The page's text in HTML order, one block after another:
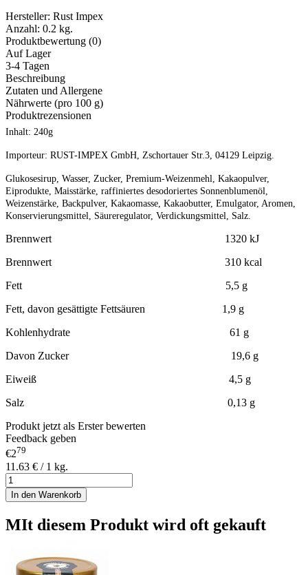
Hersteller: Rust Impex
Anzahl: 0.2 kg.
Produktbewertung (0)
Auf Lager
3-4 Tagen
Beschreibung
Zutaten und Allergene
Nährwerte (pro 100 g)
Produktrezensionen
Inhalt: 240g
Importeur: RUST-IMPEX GmbH, Zschortauer Str.3, 04129 Leipzig.
Glukosesirup, Wasser, Zucker, Premium-Weizenmehl, Kakaopulver,
Eiprodukte, Maisstärke, raffiniertes desodoriertes Sonnenblumenöl,
Weizenstärke, Backpulver, Kakaomasse, Kakaobutter, Emulgator, Aromen,
Konservierungsmittel, Säureregulator, Verdickungsmittel, Salz.
Brennwert 1320 kJ
Brennwert 310 kcal
Fett 5,5 g
Fett, davon gesättigte Fettsäuren 1,9 g
Kohlenhydrate 61 g
Davon Zucker 19,6 g
Eiweiß 4,5 g
Salz 0,13 g
Produkt jetzt als Erster bewerten
Feedback geben
€279
11.63 € / 1 kg.
In den Warenkorb
MIt diesem Produkt wird oft gekauft